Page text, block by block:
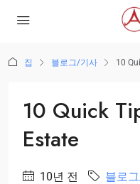
집 블로그/기사 10
10 Quick
Estate
10년 전 블로